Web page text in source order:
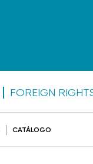
FOREIGN
CATÁLOGO